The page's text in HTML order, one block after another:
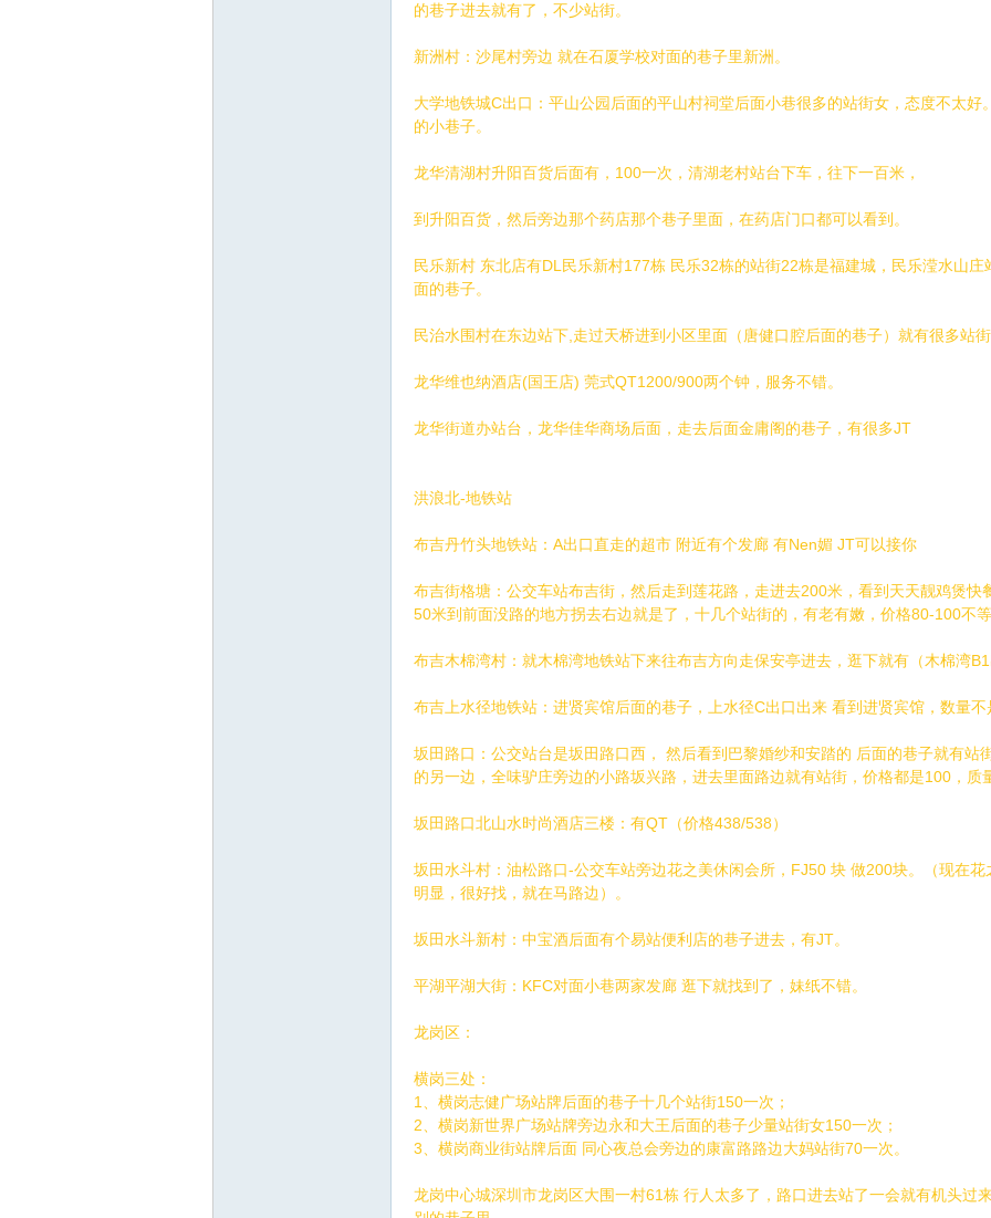
的巷子进去就有了，不少站街。
新洲村：沙尾村旁边 就在石厦学校对面的巷子里新洲。
大学地铁城C出口：平山公园后面的平山村祠堂后面小巷很多的站街女，态度不太
的小巷子。
龙华清湖村升阳百货后面有，100一次，清湖老村站台下车，往下一百米，
到升阳百货，然后旁边那个药店那个巷子里面，在药店门口都可以看到。
民乐新村 东北店有DL民乐新村177栋 民乐32栋的站街22栋是福建城，民乐滢水山
面的巷子。
民治水围村在东边站下,走过天桥进到小区里面（唐健口腔后面的巷子）就有很多站街
龙华维也纳酒店(国王店) 莞式QT1200/900两个钟，服务不错。
龙华街道办站台，龙华佳华商场后面，走去后面金庸阁的巷子，有很多JT
洪浪北-地铁站
布吉丹竹头地铁站：A出口直走的超市 附近有个发廊 有Nen媚 JT可以接你
布吉街格塘：公交车站布吉街，然后走到莲花路，走进去200米，看到天天靓鸡煲快
50米到前面没路的地方拐去右边就是了，十几个站街的，有老有嫩，价格80-100不等
布吉木棉湾村：就木棉湾地铁站下来往布吉方向走保安亭进去，逛下就有（木棉湾B1
布吉上水径地铁站：进贤宾馆后面的巷子，上水径C出口出来 看到进贤宾馆，数量不
坂田路口：公交站台是坂田路口西， 然后看到巴黎婚纱和安踏的 后面的巷子就有站
的另一边，全味驴庄旁边的小路坂兴路，进去里面路边就有站街，价格都是100，质
坂田路口北山水时尚酒店三楼：有QT（价格438/538）
坂田水斗村：油松路口-公交车站旁边花之美休闲会所，FJ50 块 做200块。（现在
明显，很好找，就在马路边）。
坂田水斗新村：中宝酒后面有个易站便利店的巷子进去，有JT。
平湖平湖大街：KFC对面小巷两家发廊 逛下就找到了，妹纸不错。
龙岗区：
横岗三处：
1、横岗志健广场站牌后面的巷子十几个站街150一次；
2、横岗新世界广场站牌旁边永和大王后面的巷子少量站街女150一次；
3、横岗商业街站牌后面 同心夜总会旁边的康富路路边大妈站街70一次。
龙岗中心城深圳市龙岗区大围一村61栋 行人太多了，路口进去站了一会就有机头过